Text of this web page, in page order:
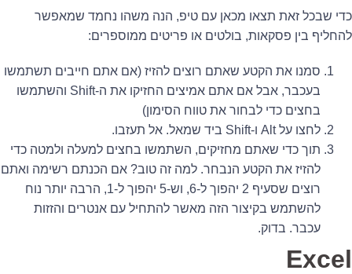
כדי שבכל זאת תצאו מכאן עם טיפ, הנה משהו נחמד שמאפשר
להחליף בין פסקאות, בולטים או פריטים ממוספרים:
סמנו את הקטע שאתם רוצים להזיז (אם אתם חייבים תשתמשו
בעכבר, אבל אם אתם אמיצים החזיקו את ה-Shift והשתמשו
בחצים כדי לבחור את טווח הסימון)
לחצו על Alt ו-Shift ביד שמאל. אל תעזבו.
תוך כדי שאתם מחזיקים, השתמשו בחצים למעלה ולמטה כדי
להזיז את הקטע הנבחר. למה זה טוב? אם הכנתם רשימה ואתם
רוצים שסעיף 2 יהפוך ל-6, וש-5 יהפוך ל-1, הרבה יותר נוח
להשתמש בקיצור הזה מאשר להתחיל עם אנטרים והזזות
עכבר. בדוק.
Excel